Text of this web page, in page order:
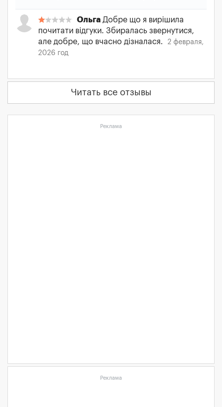
Ольга Добре що я вирішила
почитати відгуки. Збиралась звернутися,
але добре, що вчасно дізналася.
2 февраля,
2026 год
Читать все отзывы
Реклама
Реклама